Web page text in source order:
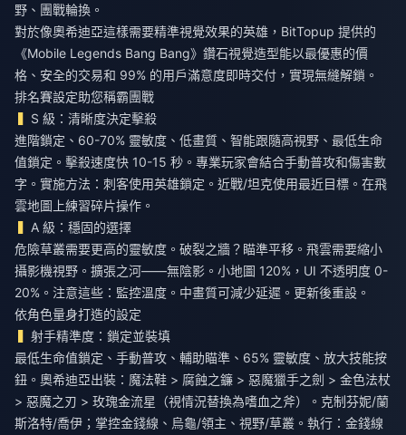
野、團戰輪換。
對於像奧希迪亞這樣需要精準視覺效果的英雄，BitTopup 提供的
《Mobile Legends Bang Bang》鑽石視覺造型能以最優惠的價
格、安全的交易和 99% 的用戶滿意度即時交付，實現無縫解鎖。
排名賽設定助您稱霸團戰
S 級：清晰度決定擊殺
進階鎖定、60-70% 靈敏度、低畫質、智能跟隨高視野、最低生命
值鎖定。擊殺速度快 10-15 秒。專業玩家會結合手動普攻和傷害數
字。實施方法：刺客使用英雄鎖定。近戰/坦克使用最近目標。在飛
雲地圖上練習碎片操作。
A 級：穩固的選擇
危險草叢需要更高的靈敏度。破裂之牆？瞄準平移。飛雲需要縮小
攝影機視野。擴張之河——無陰影。小地圖 120%，UI 不透明度 0-
20%。注意這些：監控溫度。中畫質可減少延遲。更新後重設。
依角色量身打造的設定
射手精準度：鎖定並裝填
最低生命值鎖定、手動普攻、輔助瞄準、65% 靈敏度、放大技能按
鈕。奧希迪亞出裝：魔法鞋 > 腐蝕之鐮 > 惡魔獵手之劍 > 金色法杖
> 惡魔之刃 > 玫瑰金流星（視情況替換為嗜血之斧）。克制芬妮/蘭
斯洛特/喬伊；掌控金錢線、烏龜/領主、視野/草叢。執行：金錢線